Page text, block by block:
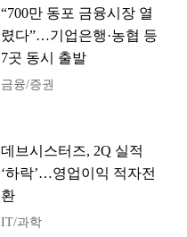
“700만 동포 금융시장 열
렸다”…기업은행·농협 등
7곳 동시 출발
금융/증권
데브시스터즈, 2Q 실적
‘하락’…영업이익 적자전
환
IT/과학